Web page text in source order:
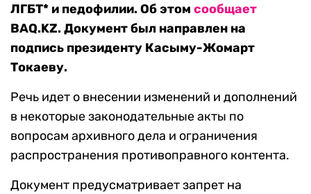
ЛГБТ* и педофилии. Об этом сообщает
BAQ.KZ. Документ был направлен на
подпись президенту Касыму-Жомарт
Токаеву.
Речь идет о внесении изменений и дополнений
в некоторые законодательные акты по
вопросам архивного дела и ограничения
распространения противоправного контента.
Документ предусматривает запрет на